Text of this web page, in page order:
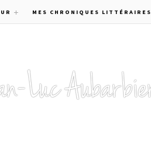
MES CHRONIQUES LITTÉRAIRES